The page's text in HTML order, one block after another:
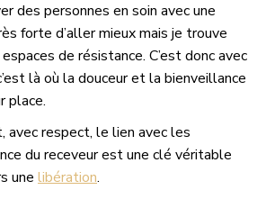
des personnes en soin avec une
forte d’aller mieux mais je trouve
de résistance. C’est donc avec
là où la douceur et la bienveillance
place.
avec respect, le lien avec les
du receveur est une clé véritable
une libération.